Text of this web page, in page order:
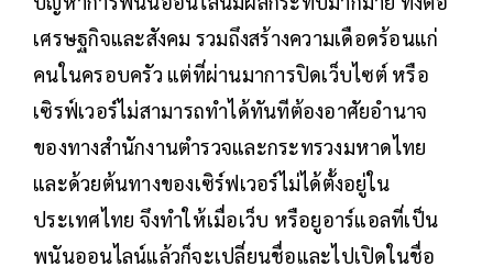
เศรษฐกิจและสังคม รวมถึงสร้างความเดือดร้อนแก่
คนในครอบครัว แต่ที่ผ่านมาการปิดเว็บไซต์ หรือ
เซิรฟ์เวอร์ไม่สามารถทำได้ทันทีต้องอาศัยอำนาจ
ของทางสำนักงานตำรวจและกระทรวงมหาดไทย
และด้วยต้นทางของเซิร์ฟเวอร์ไม่ได้ตั้งอยู่ใน
ประเทศไทย จึงทำให้เมื่อเว็บ หรือยูอาร์แอลที่เป็น
พนันออนไลน์แล้วก็จะเปลี่ยนชื่อและไปเปิดในชื่อ